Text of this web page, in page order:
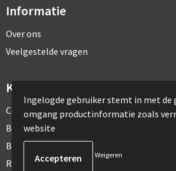
Informatie
Over ons
Veelgestelde vragen
Klantenservice
Contact
Bestelling & Bezorging
Betaalmethoden
Retourneren
Ingelogde gebruiker stemt in met de
omgang productinformatie zoals
website
Weigeren